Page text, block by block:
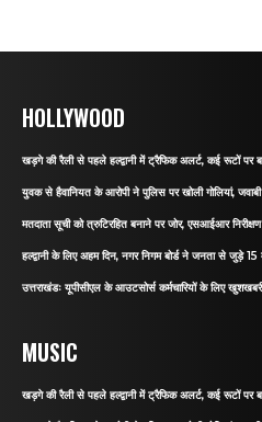
HOLLYWOOD
खड़गे की रैली से पहले हल्द्वानी में ट्रैफिक अलर्ट, कई रूटों पर
युवक से हैवानियत के आरोपी ने पुलिस पर खोली गोलियां, जवाबी
मतदाता सूची को त्रुटिरहित बनाने पर जोर, एसआईआर
हल्द्वानी के लिए अहम दिन, नगर निगम बोर्ड ने जनता से जुड़े 15
उत्तराखंडः यूपीसीएल के आउटसोर्स कर्मचारियों के लिए
MUSIC
खड़गे की रैली से पहले हल्द्वानी में ट्रैफिक अलर्ट, कई रूटों पर